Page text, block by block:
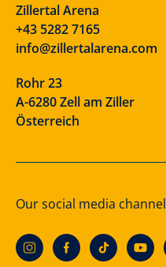
Zillertal Arena
+43 5282 7165
info@zillertalarena.com
Rohr 23
A-6280 Zell am Ziller
Österreich
Our social media